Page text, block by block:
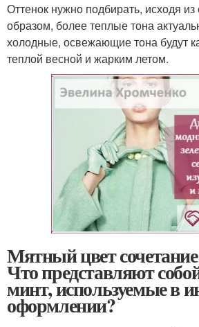
Оттенок нужно подбирать, исходя из
образом, более теплые тона
холодные, освежающие тона будут
теплой весной и жарким летом.
Мятный цвет
Что представляют
минт, используемые в
оформлении?